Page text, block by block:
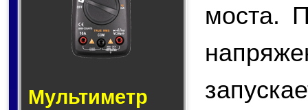
Муль­ти­метр
моста.